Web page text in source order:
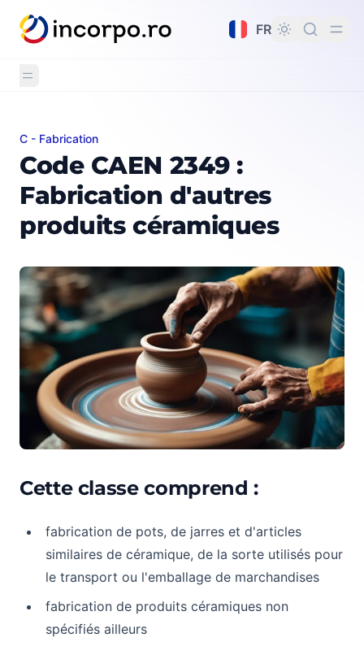
principal
FR
Code CAEN 2349 : Fabrication d'autres produits
C - Fabrication
Code CAEN 2349 :
Fabrication d'autres
produits céramiques
Cette classe comprend :
fabrication de pots, de jarres et d'articles
similaires de céramique, de la sorte utilisés pour
le transport ou l'emballage de marchandises
fabrication de produits céramiques non
spécifiés ailleurs